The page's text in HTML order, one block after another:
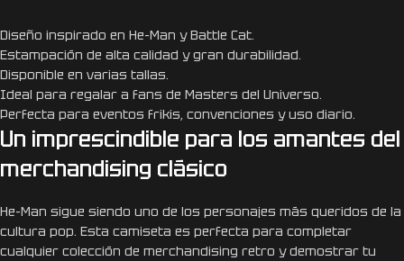
Diseño inspirado en He-Man y Battle Cat.
Estampación de alta calidad y gran durabilidad.
Disponible en varias tallas.
Ideal para regalar a fans de Masters del Universo.
Perfecta para eventos frikis, convenciones y uso diario.
Un imprescindible para los amantes del
merchandising clásico
He-Man sigue siendo uno de los personajes más queridos de la
cultura pop. Esta camiseta es perfecta para completar
cualquier colección de merchandising retro y demostrar tu